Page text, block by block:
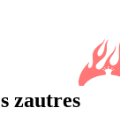
zautres